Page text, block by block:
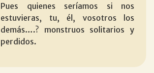
Pues quienes seríamos si nos
estuvieras, tu, él, vosotros los
demás….? monstruos solitarios y
perdidos.